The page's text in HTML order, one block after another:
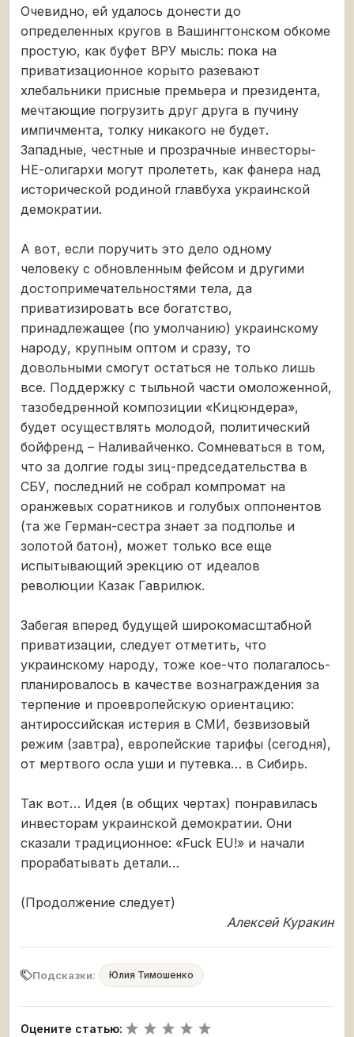
Очевидно, ей удалось донести до
определенных кругов в Вашингтонском обкоме
простую, как буфет ВРУ мысль: пока на
приватизационное корыто разевают
хлебальники присные премьера и президента,
мечтающие погрузить друг друга в пучину
импичмента, толку никакого не будет.
Западные, честные и прозрачные инвесторы-
НЕ-олигархи могут пролететь, как фанера над
исторической родиной главбуха украинской
демократии.
А вот, если поручить это дело одному
человеку с обновленным фейсом и другими
достопримечательностями тела, да
приватизировать все богатство,
принадлежащее (по умолчанию) украинскому
народу, крупным оптом и сразу, то
довольными смогут остаться не только лишь
все. Поддержку с тыльной части омоложенной,
тазобедренной композиции «Кицюндера»,
будет осуществлять молодой, политический
бойфренд – Наливайченко. Сомневаться в том,
что за долгие годы зиц-председательства в
СБУ, последний не собрал компромат на
оранжевых соратников и голубых оппонентов
(та же Герман-сестра знает за подполье и
золотой батон), может только все еще
испытывающий эрекцию от идеалов
революции Казак Гаврилюк.
Забегая вперед будущей широкомасштабной
приватизации, следует отметить, что
украинскому народу, тоже кое-что полагалось-
планировалось в качестве вознаграждения за
терпение и проевропейскую ориентацию:
антироссийская истерия в СМИ, безвизовый
режим (завтра), европейские тарифы (сегодня),
от мертвого осла уши и путевка… в Сибирь.
Так вот… Идея (в общих чертах) понравилась
инвесторам украинской демократии. Они
сказали традиционное: «Fuck EU!» и начали
прорабатывать детали…
(Продолжение следует)
Алексей Куракин
Подсказки: Юлия Тимошенко
Оцените статью: